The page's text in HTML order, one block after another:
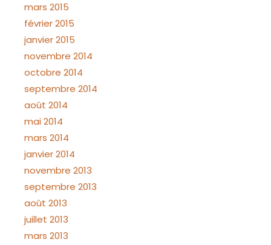
mars 2015
février 2015
janvier 2015
novembre 2014
octobre 2014
septembre 2014
août 2014
mai 2014
mars 2014
janvier 2014
novembre 2013
septembre 2013
août 2013
juillet 2013
mars 2013